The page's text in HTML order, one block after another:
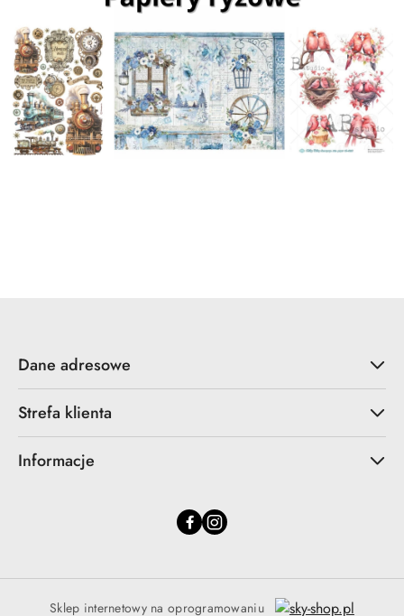
Dane adresowe
Strefa klienta
Informacje
Sklep internetowy na oprogramowaniu